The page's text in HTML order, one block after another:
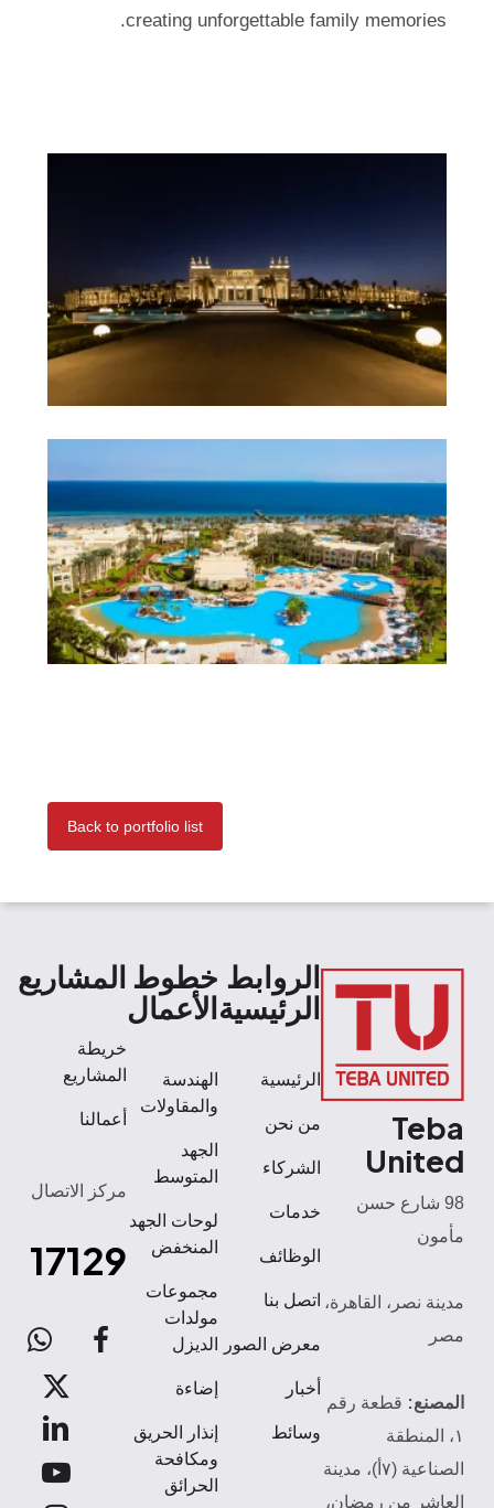
creating unforgettable family memories.
Back to portfolio list
Teba
United
98 شارع حسن
مأمون
مدينة نصر، القاهرة،
مصر
المصنع: قطعة رقم
١، المنطقة
الصناعية (٧أ)، مدينة
العاشر من رمضان،
الروابط
الرئيسية
الرئيسية
من نحن
الشركاء
خدمات
الوظائف
اتصل بنا
معرض الصور
أخبار
وسائط
خطوط
الأعمال
الهندسة
والمقاولات
الجهد
المتوسط
لوحات الجهد
المنخفض
مجموعات
مولدات
الديزل
إضاءة
إنذار الحريق
ومكافحة
الحرائق
المشاريع
خريطة
المشاريع
أعمالنا
مركز الاتصال
17129
facebook
x-
linkedin
youtube